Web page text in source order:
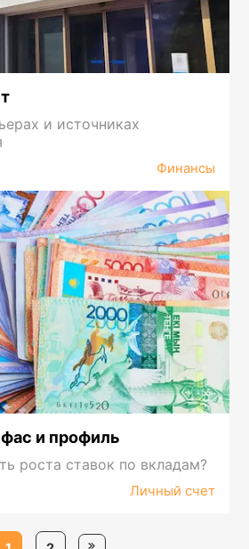
и источниках
Финансы
и профиль
роста ставок по вкладам?
Личный счет